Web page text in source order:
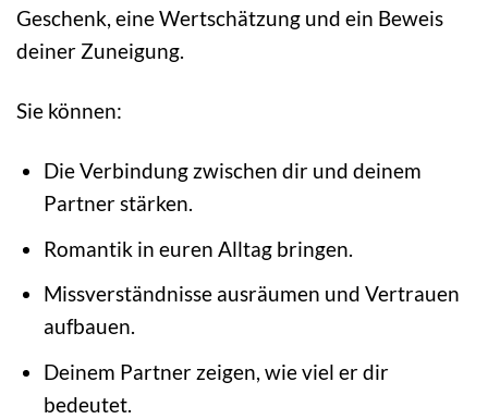
Geschenk, eine Wertschätzung und ein Beweis
deiner Zuneigung.
Sie können:
Die Verbindung zwischen dir und deinem
Partner stärken.
Romantik in euren Alltag bringen.
Missverständnisse ausräumen und Vertrauen
aufbauen.
Deinem Partner zeigen, wie viel er dir
bedeutet.